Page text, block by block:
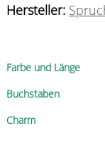
Hersteller:
Farbe und Länge
Buchstaben
Charm